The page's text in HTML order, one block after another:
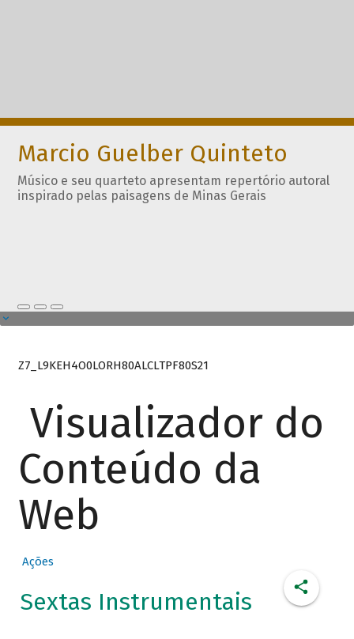
Marcio Guelber Quinteto
Músico e seu quarteto apresentam repertório autoral
inspirado pelas paisagens de Minas Gerais
Z7_L9KEH4O0LORH80ALCLTPF80S21
Visualizador do
Conteúdo da
Web
Ações
Sextas Instrumentais